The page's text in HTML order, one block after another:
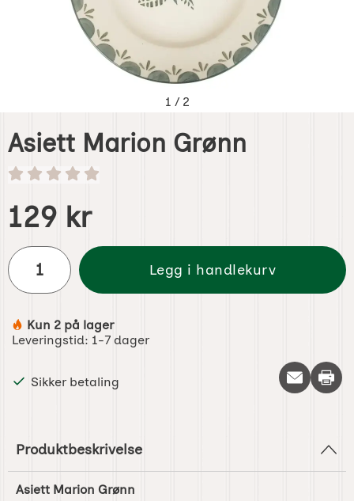
1 / 2
Asiett Marion Grønn
Handle dette produktet, Asiett Marion Grønn
pris
129 kr
antall
Legg i handlekurv
Produkttilgjengelighet:
Kun 2 på lager
Leveringstid: 1-7 dager
Sikker betaling Skriv
Produktbeskrivelse
Asiett Marion Grønn